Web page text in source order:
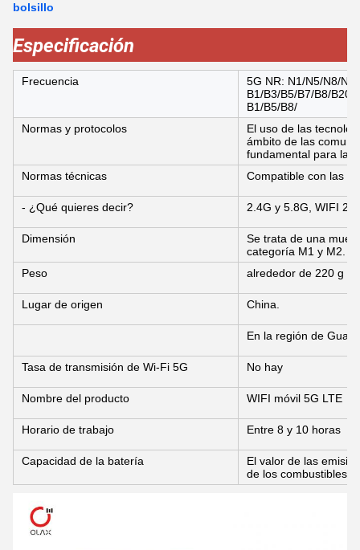
bolsillo
Especificación
Frecuencia
5G NR: N1/N5/N8/
B1/B3/B5/B7/B8/B20/
B1/B5/B8/
Normas y protocolos
El uso de las
ámbito de las
fundamental para la
Normas técnicas
Compatible con las
- ¿Qué quieres decir? 2.4G y 5.8G, WIFI
Dimensión
Se trata de una
categoría M1 y M2.
Peso
alrededor de 220 g
Lugar de origen China.
En la región de
Tasa de transmisión de Wi-Fi 5G No hay
Nombre del producto WIFI móvil 5G LTE
Horario de trabajo Entre 8 y 10 horas
Capacidad de la batería
El valor de las
de los combustibles